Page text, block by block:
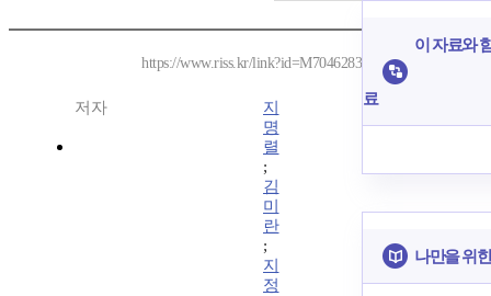
https://www.riss.kr/link?id=M7046283
저자
지
명
렬
;
김
미
란
;
지
정
이 자료와
료
나만을 위